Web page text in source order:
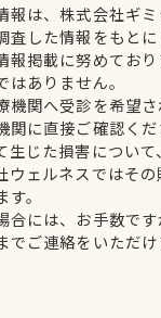
報は、株式会社ギ
した情報をもとに
報掲載に努めてお
ありません。
機関へ受診を希望
関に直接ご確認くだ
生じた損害につい
ウェルネスではそ
。
合には、お手数で
でご連絡をいただ